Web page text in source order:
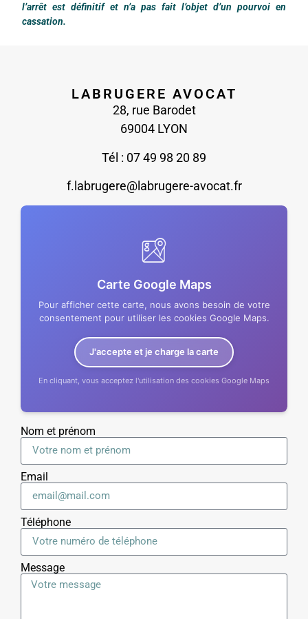
l’arrêt est définitif et n’a pas fait l’objet d’un pourvoi en
cassation.
LABRUGERE AVOCAT
28, rue Barodet
69004 LYON
Tél : 07 49 98 20 89
f.labrugere@labrugere-avocat.fr
Carte Google Maps
Pour afficher cette carte, nous avons besoin de votre
consentement pour utiliser les cookies Google Maps.
J'accepte et je charge la carte
En cliquant, vous acceptez l'utilisation des cookies Google Maps
Nom et prénom
Email
Téléphone
Message